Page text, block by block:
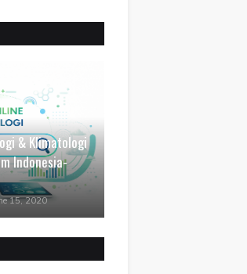
& Klimatologi
Indonesia-
15, 2020